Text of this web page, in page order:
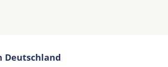
Deutschland